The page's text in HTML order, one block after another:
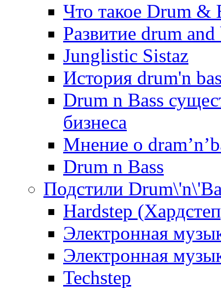
Что такое Drum &
Развитие drum
Junglistic Sistaz
История drum'n
Drum n Bass
бизнеса
Мнение о
Drum n Bass
Подстили
Hardstep
Электронная
Электронная
Techstep